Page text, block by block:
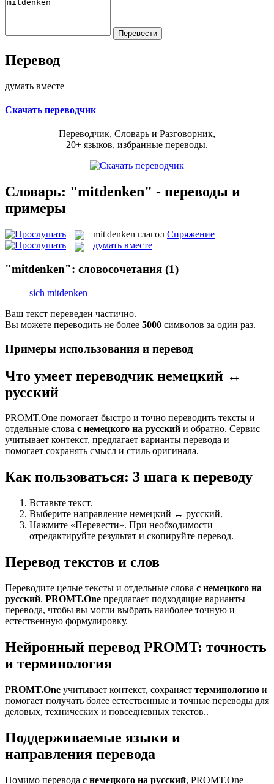
Перевод
думать вместе
Скачать переводчик
Переводчик, Словарь и Разговорник,
20+ языков, избранные переводы.
Словарь: "mitdenken" - переводы и
примеры
mit|denken глагол Спряжение
думать вместе
"mitdenken": словосочетания (1)
sich mitdenken
Ваш текст переведен частично.
Вы можете переводить не более 5000 символов за один раз.
Примеры использования и перевод
Что умеет переводчик немецкий ↔
русский
PROMT.One помогает быстро и точно переводить тексты и
отдельные слова с немецкого на русский и обратно. Сервис
учитывает контекст, предлагает варианты перевода и
помогает сохранять смысл и стиль оригинала.
Как пользоваться: 3 шага к переводу
Вставьте текст.
Выберите направление немецкий ↔ русский.
Нажмите «Перевести». При необходимости
отредактируйте результат и скопируйте перевод.
Перевод текстов и слов
Переводите целые тексты и отдельные слова с немецкого на
русский. PROMT.One предлагает подходящие варианты
перевода, чтобы вы могли выбрать наиболее точную и
естественную формулировку.
Нейронный перевод PROMT: точность
и терминология
PROMT.One учитывает контекст, сохраняет терминологию и
помогает получать более естественные и точные переводы для
деловых, технических и повседневных текстов..
Поддерживаемые языки и
направления перевода
Помимо перевода с немецкого на русский, PROMT.One